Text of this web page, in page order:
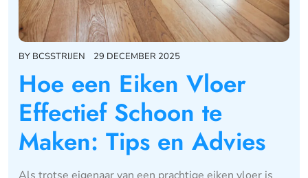
BY BCSSTRIJEN 29 DECEMBER 2025
Hoe een Eiken Vloer
Effectief Schoon te
Maken: Tips en Advies